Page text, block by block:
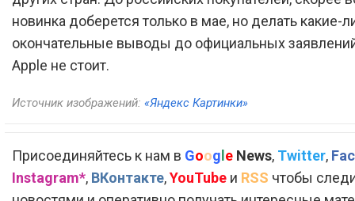
новинка доберется только в мае, но делать какие-
окончательные выводы до официальных
Apple не стоит.
Источник изображений: «Яндекс Картинки»
Присоединяйтесь к нам в Goog e News, Twitter,
Instagram*, ВКонтакте,YouTube и RSS чтобы